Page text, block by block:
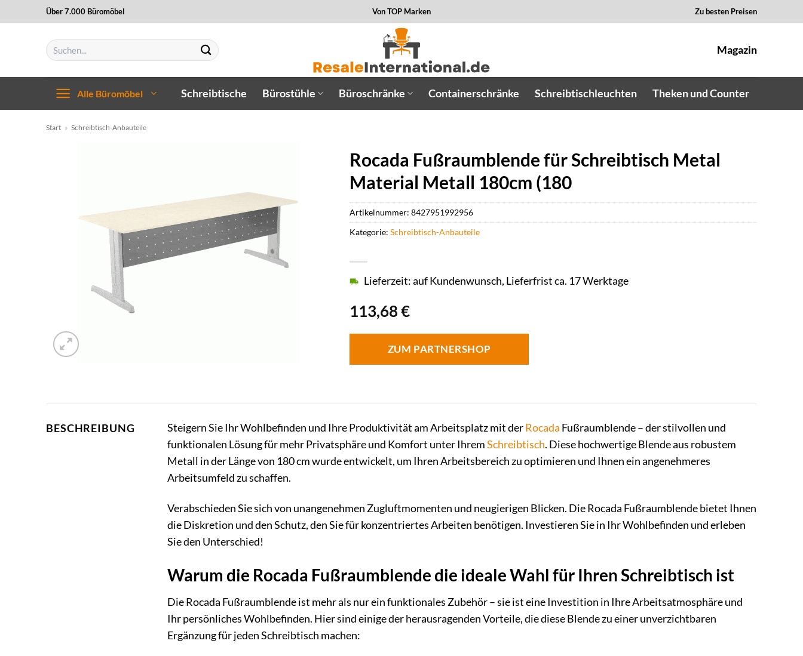
Inhalt
Über 7.000 Büromöbel Von TOP Marken Zu besten Preisen
Suchen
nach:
Magazin
Alle Büromöbel Schreibtische Bürostühle Büroschränke Containerschränke Schreibtischleuchten Theken und Counter
Start » Schreibtisch-Anbauteile
Rocada Fußraumblende für Schreibtisch Metal
Material Metall 180cm (180
113,68€
Lieferzeit: auf Kundenwunsch, Lieferfrist ca. 17 Werktage
ZUM PARTNERSHOP
Artikelnummer:8427951992956
Kategorie:Schreibtisch-Anbauteile
BESCHREIBUNG Steigern Sie Ihr Wohlbefinden und Ihre Produktivität am Arbeitsplatz mit derRocada Fußraumblende – der stilvollen und
funktionalen Lösung für mehr Privatsphäre und Komfort unter IhremSchreibtisch. Diese hochwertige Blende aus robustem
Metall in der Länge von 180 cm wurde entwickelt, um Ihren Arbeitsbereich zu optimieren und Ihnen ein angenehmeres
Arbeitsumfeld zu schaffen.
Verabschieden Sie sich von unangenehmen Zugluftmomenten und neugierigen Blicken. Die Rocada Fußraumblende bietet Ihnen
die Diskretion und den Schutz, den Sie für konzentriertes Arbeiten benötigen. Investieren Sie in Ihr Wohlbefinden und erleben
Sie den Unterschied!
Warum die Rocada Fußraumblende die ideale Wahl für Ihren Schreibtisch ist
Die Rocada Fußraumblende ist mehr als nur ein funktionales Zubehör – sie ist eine Investition in Ihre Arbeitsatmosphäre und
Ihr persönliches Wohlbefinden. Hier sind einige der herausragenden Vorteile, die diese Blende zu einer unverzichtbaren
Ergänzung für jeden Schreibtisch machen: